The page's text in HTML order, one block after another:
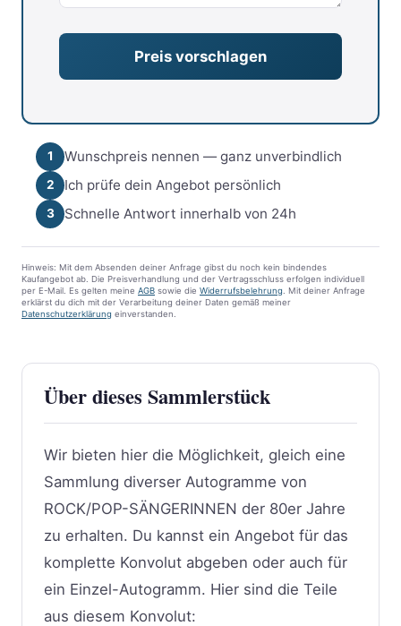
1 Wunschpreis nennen — ganz unverbindlich
2 Ich prüfe dein Angebot persönlich
3 Schnelle Antwort innerhalb von 24h
Hinweis: Mit dem Absenden deiner Anfrage gibst du noch kein bindendes
Kaufangebot ab. Die Preisverhandlung und der Vertragsschluss erfolgen individuell
per E-Mail. Es gelten meine AGB sowie die Widerrufsbelehrung . Mit deiner Anfrage
erklärst du dich mit der Verarbeitung deiner Daten gemäß meiner
Datenschutzerklärung einverstanden.
Über dieses Sammlerstück
Wir bieten hier die Möglichkeit, gleich eine
Sammlung diverser Autogramme von
ROCK/POP-SÄNGERINNEN der 80er Jahre
zu erhalten. Du kannst ein Angebot für das
komplette Konvolut abgeben oder auch für
ein Einzel-Autogramm. Hier sind die Teile
aus diesem Konvolut: